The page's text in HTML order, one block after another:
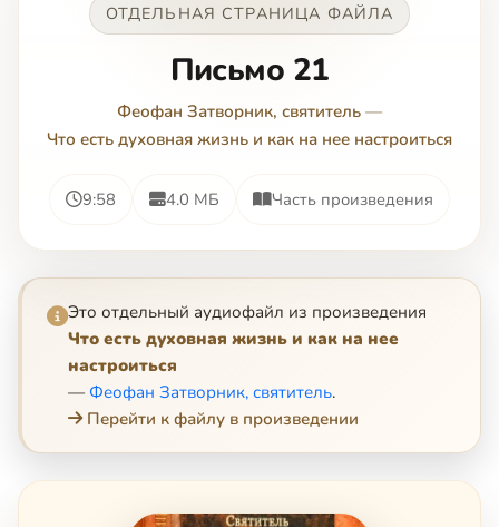
ОТДЕЛЬНАЯ СТРАНИЦА ФАЙЛА
Письмо 21
Феофан Затворник, святитель —
Что есть духовная жизнь и как на нее настроиться
9:58 4.0 МБ Часть произведения
Это отдельный аудиофайл из произведения
Что есть духовная жизнь и как на нее
настроиться
— Феофан Затворник, святитель.
Перейти к файлу в произведении